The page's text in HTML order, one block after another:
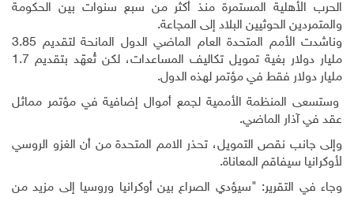
الحرب الأهلية المستمرة منذ أكثر من سبع سنوات بين الحكومة
والمتمردين الحوثيين البلاد إلى المجاعة.
وناشدت الأمم المتحدة العام الماضي الدول المانحة لتقديم 3.85
مليار دولار بغية تمويل تكاليف المساعدات، لكن تُعهّد بتقديم 1.7
مليار دولار فقط في مؤتمر لهذه الدول.
وستسعى المنظمة الأممية لجمع أموال إضافية في مؤتمر مماثل
عقد في آذار الماضي.
وإلى جانب نقص التمويل، تحذر الامم المتحدة من أن الغزو الروسي
لأوكرانيا سيفاقم المعاناة.
وجاء في التقرير: "سيؤدي الصراع بين أوكرانيا وروسيا إلى مزيد من